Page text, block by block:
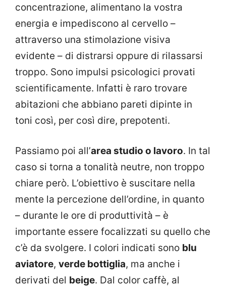
concentrazione, alimentano la vostra
energia e impediscono al cervello –
attraverso una stimolazione visiva
evidente – di distrarsi oppure di rilassarsi
troppo. Sono impulsi psicologici provati
scientificamente. Infatti è raro trovare
abitazioni che abbiano pareti dipinte in
toni così, per così dire, prepotenti.
Passiamo poi all’area studio o lavoro. In tal
caso si torna a tonalità neutre, non troppo
chiare però. L’obiettivo è suscitare nella
mente la percezione dell’ordine, in quanto
– durante le ore di produttività – è
importante essere focalizzati su quello che
c’è da svolgere. I colori indicati sono blu
aviatore, verde bottiglia, ma anche i
derivati del beige. Dal color caffè, al